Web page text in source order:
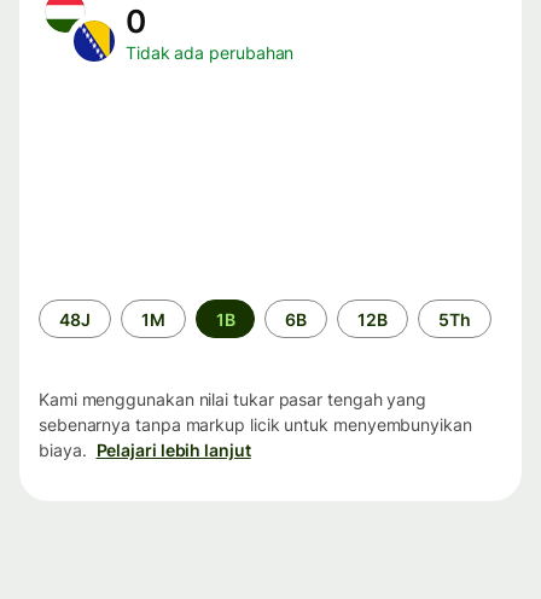
0
Tidak ada perubahan
Periode
waktu
48J 1M 1B 6B 12B 5Th
Kami menggunakan nilai tukar pasar tengah yang
sebenarnya tanpa markup licik untuk menyembunyikan
biaya. Pelajari lebih lanjut